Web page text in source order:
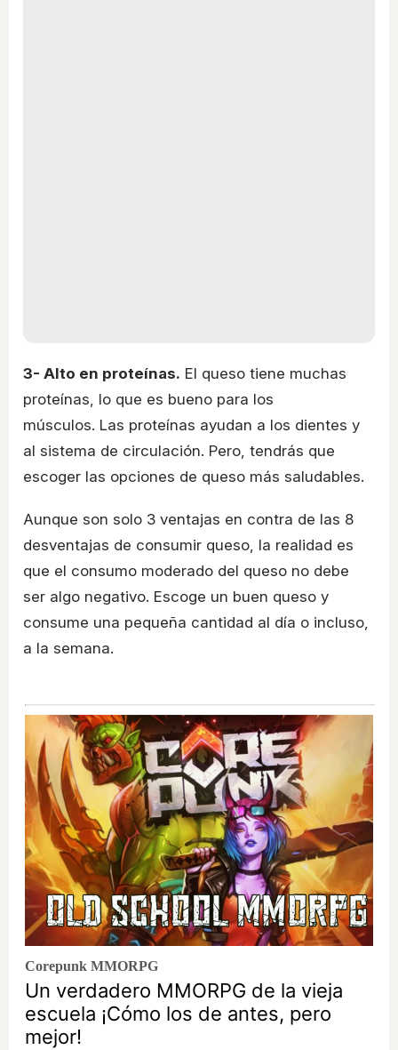
3- Alto en proteínas. El queso tiene muchas
proteínas, lo que es bueno para los
músculos. Las proteínas ayudan a los dientes y
al sistema de circulación. Pero, tendrás que
escoger las opciones de queso más saludables.
Aunque son solo 3 ventajas en contra de las 8
desventajas de consumir queso, la realidad es
que el consumo moderado del queso no debe
ser algo negativo. Escoge un buen queso y
consume una pequeña cantidad al día o incluso,
a la semana.
Corepunk MMORPG
Un verdadero MMORPG de la vieja
escuela ¡Cómo los de antes, pero
mejor!